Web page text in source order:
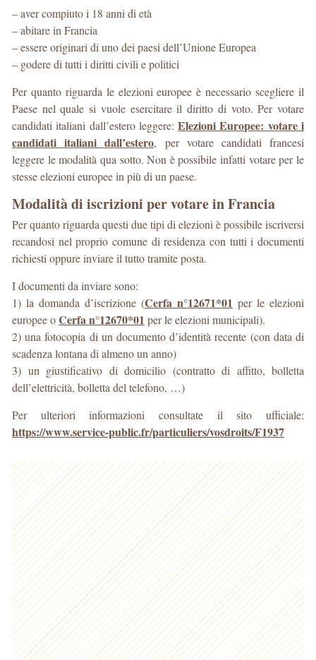
– aver compiuto i 18 anni di età
– abitare in Francia
– essere originari di uno dei paesi dell’Unione Europea
– godere di tutti i diritti civili e politici
Per quanto riguarda le elezioni europee è necessario scegliere il
Paese nel quale si vuole esercitare il diritto di voto. Per votare
candidati italiani dall’estero leggere:Elezioni Europee: votare i
candidati italiani dall’estero, per votare candidati francesi
leggere le modalità qua sotto. Non è possibile infatti votare per le
stesse elezioni europee in più di un paese.
Modalità di iscrizioni per votare in Francia
Per quanto riguarda questi due tipi di elezioni è possibile iscriversi
recandosi nel proprio comune di residenza con tutti i documenti
richiesti oppure inviare il tutto tramite posta.
I documenti da inviare sono:
1) la domanda d’iscrizione (Cerfa n°12671*01 per le elezioni
europee oCerfa n°12670*01 per le elezioni municipali).
2) una fotocopia di un documento d’identità recente (con data di
scadenza lontana di almeno un anno)
3) un giustificativo di domicilio (contratto di affitto, bolletta
dell’elettricità, bolletta del telefono, …)
Per ulteriori informazioni consultate il sito ufficiale:
https://www.service-public.fr/particuliers/vosdroits/F1937